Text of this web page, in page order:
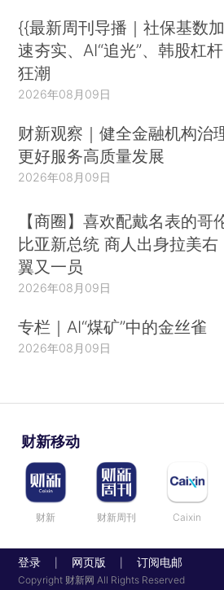
{{最新周刊导播｜社保基数加
速夯实、AI“追光”、韩股杠杆
狂潮
2026年08月09日
财新观察｜健全金融机构治
更好服务高质量发展
2026年08月09日
【商圈】喜欢配戴名表的哥
比亚新总统 商人出身拉美右
翼又一员
2026年08月09日
专栏｜AI“煤矿”中的金丝雀
2026年08月09日
财新移动
财新 财新周刊 Caixin
登录 网页版 订阅电邮
Copyright 财新网 All Rights Reserved